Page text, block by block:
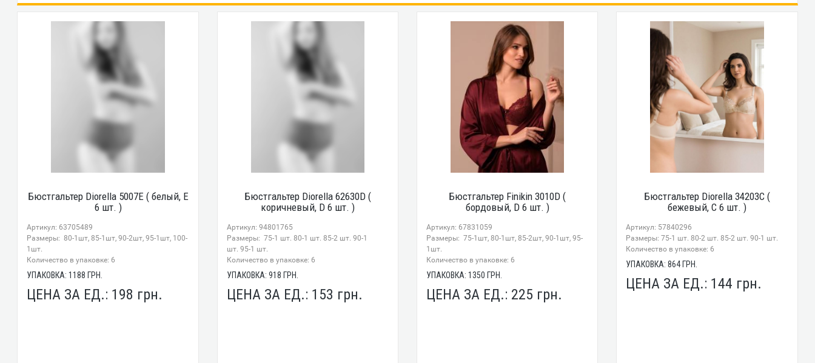
Бюстгальтер Diorella 5007E ( белый, E
6 шт. )
Артикул: 63705489
Размеры: 80-1шт, 85-1шт, 90-2шт, 95-1шт, 100-
1шт.
Количество в упаковке: 6
УПАКОВКА:1188ГРН.
ЦЕНА ЗА ЕД.: 198 грн.
Бюстгальтер Diorella 62630D (
коричневый, D 6 шт. )
Артикул: 94801765
Размеры: 75-1 шт. 80-1 шт. 85-2 шт. 90-1
шт. 95-1 шт.
Количество в упаковке: 6
УПАКОВКА: 918 ГРН.
ЦЕНА ЗА ЕД.: 153 грн.
Бюстгальтер Finikin 3010D (
бордовый, D 6 шт. )
Артикул: 67831059
Размеры: 75-1шт, 80-1шт, 85-2шт, 90-1шт, 95-
1шт.
Количество в упаковке: 6
УПАКОВКА: 1350 ГРН.
ЦЕНА ЗА ЕД.: 225 грн.
Бюстгальтер Diorella 34203C (
бежевый, C 6 шт. )
Артикул: 57840296
Размеры: 75-1 шт. 80-2 шт. 85-2 шт. 90-1 шт.
Количество в упаковке: 6
УПАКОВКА:864ГРН.
ЦЕНА ЗА ЕД.: 144 грн.